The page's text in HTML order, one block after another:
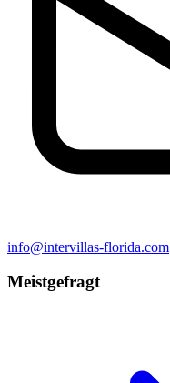
info@intervillas-florida.com
Meistgefragt